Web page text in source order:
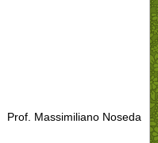
Prof. Massimiliano Noseda